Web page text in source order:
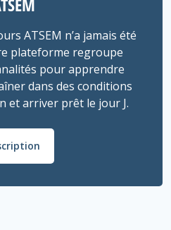
ATSEM n’a jamais été
plateforme regroupe
pour apprendre
dans des conditions
et arriver prêt le jour J.